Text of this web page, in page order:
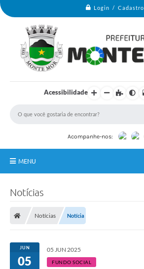
Login / Cadastro
Acessibilidade
Acompanhe-nos:
MENU
Portal do Cidadão
Links Úteis
Notícias
Notícias Notícia
JUN
05
05 JUN 2025
FUNDO SOCIAL